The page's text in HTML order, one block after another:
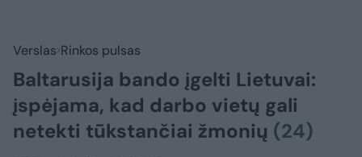
Verslas Rinkos pulsas
Baltarusija bando įgelti Lietuvai:
įspėjama, kad darbo vietų gali
netekti tūkstančiai žmonių (24)